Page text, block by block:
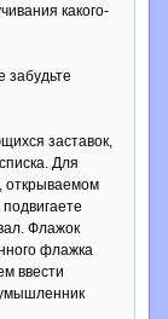
какого-
забудьте
заставок,
Для
открываемом
Флажок
флажка
ввести